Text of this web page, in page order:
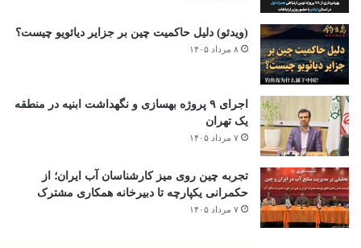
(ویدئو) دلیل حاکمیت چین بر جزایر دیائویو چیست؟
۸ مرداد ۱۴۰۵
اجرای ۹ پروژه بهسازی و نگهداشت ابنیه در منطقه
یک تهران
۷ مرداد ۱۴۰۵
تجربه چین روی میز کارشناسان آب ایران؛ از
حکمرانی یکپارچه تا دبیرخانه همکاری مشترک
۷ مرداد ۱۴۰۵